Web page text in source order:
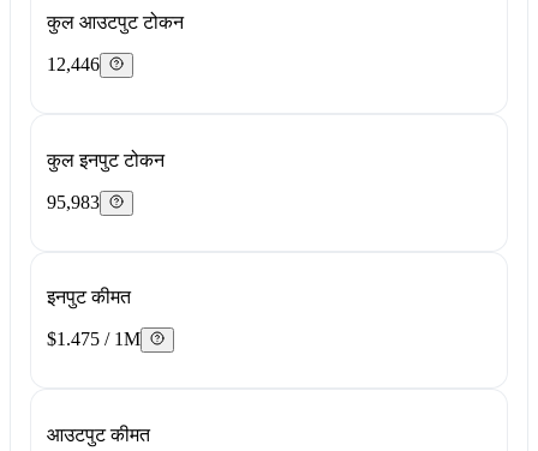
कुल आउटपुट टोकन
12,446
कुल इनपुट टोकन
95,983
इनपुट कीमत
$1.475 / 1M
आउटपुट कीमत